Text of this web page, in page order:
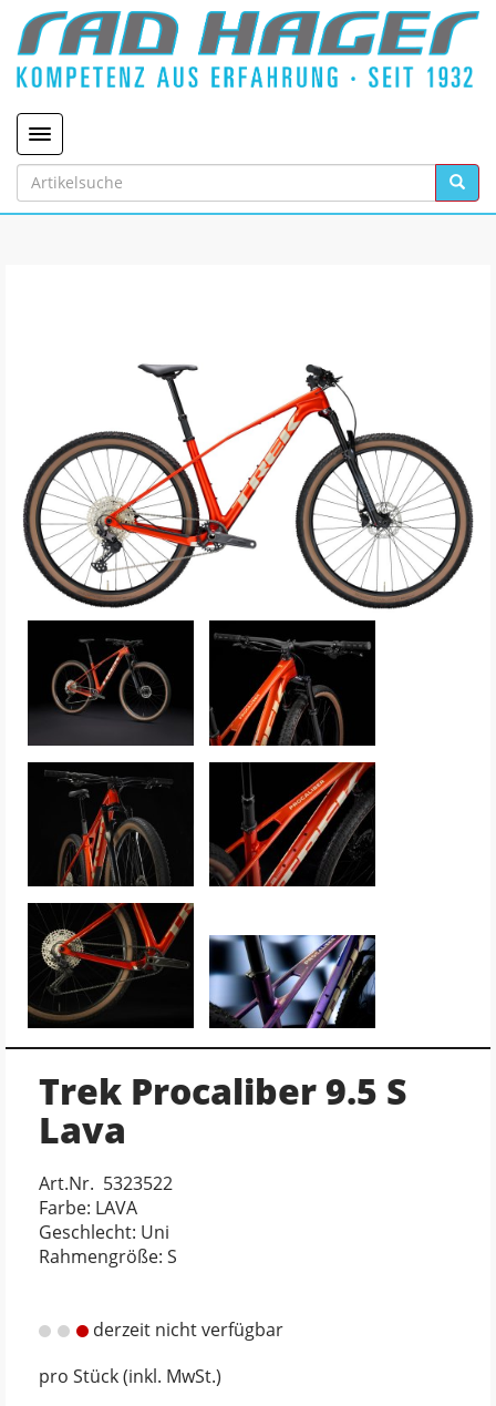
Toggle navigation
Trek Procaliber 9.5 S
Lava
Art.Nr. 5323522
Farbe: LAVA
Geschlecht: Uni
Rahmengröße: S
derzeit nicht verfügbar
pro Stück (inkl. MwSt.)